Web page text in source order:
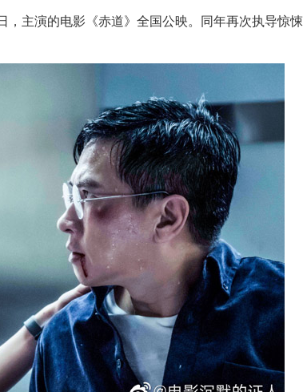
，主演的电影《赤道》全国公映。同年再次执导惊